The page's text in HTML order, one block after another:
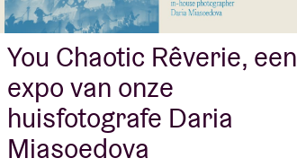
You Chaotic Rêverie, een
expo van onze
huisfotografe Daria
Miasoedova